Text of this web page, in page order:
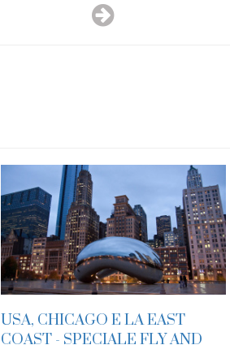
USA, CHICAGO E LA EAST
COAST - SPECIALE FLY AND